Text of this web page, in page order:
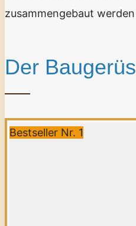
zusammengebaut
Der
Bestseller Nr. 1